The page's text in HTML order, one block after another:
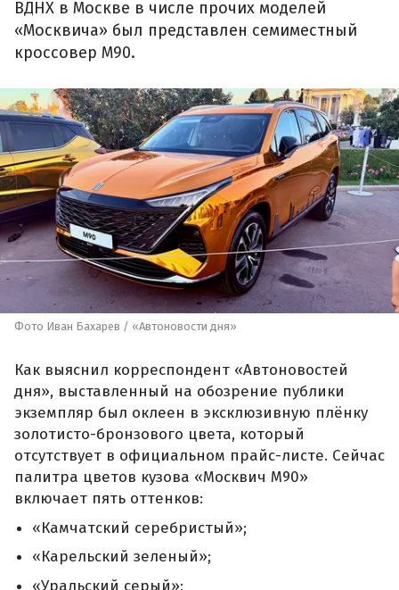
ВДНХ в Москве в числе прочих моделей
«Москвича» был представлен семиместный
кроссовер М90.
Фото Иван Бахарев / «Автоновости дня»
Как выяснил корреспондент «Автоновостей
дня», выставленный на обозрение публики
экземпляр был оклеен в эксклюзивную плёнку
золотисто-бронзового цвета, который
отсутствует в официальном прайс-листе. Сейчас
палитра цветов кузова «Москвич М90»
включает пять оттенков:
«Камчатский серебристый»;
«Карельский зеленый»;
«Уральский серый»;